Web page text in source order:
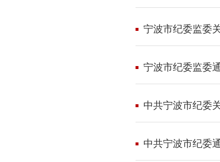
宁波市纪委监委
宁波市纪委监委
中共宁波市纪委
中共宁波市纪委